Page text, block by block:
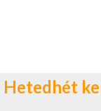
Hetedhét